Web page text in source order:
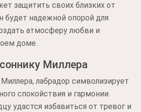
защитить своих близких от
будет надежной опорой для
атмосферу любви и
доме.
Миллера
лабрадор символизирует
спокойствия и гармонии.
удастся избавиться от тревог и